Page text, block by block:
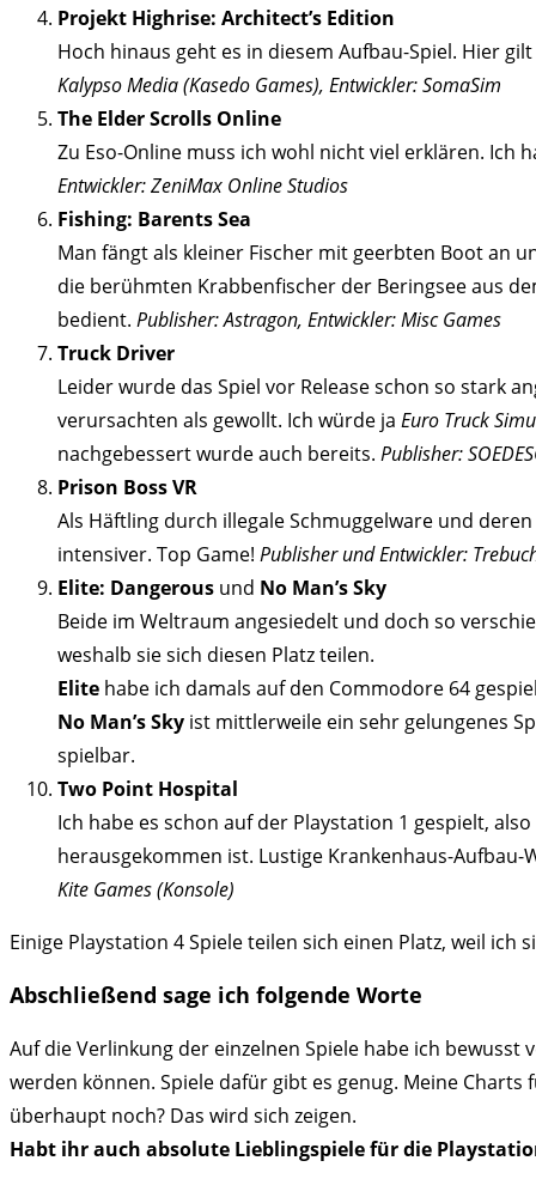
Projekt Highrise: Architect’s Edition
Hoch hinaus geht es in diesem Aufbau-Spiel. Hier
Kalypso Media (Kasedo Games), Entwickler: SomaSim
The Elder Scrolls Online
Zu Eso-Online muss ich wohl nicht viel erklären. Ich
Entwickler: ZeniMax Online Studios
Fishing: Barents Sea
Man fängt als kleiner Fischer mit geerbten Boot an
die berühmten Krabbenfischer der Beringsee aus
bedient. Publisher: Astragon, Entwickler: Misc Games
Truck Driver
Leider wurde das Spiel vor Release schon so stark
verursachten als gewollt. Ich würde ja Euro Truck
nachgebessert wurde auch bereits. Publisher:
Prison Boss VR
Als Häftling durch illegale Schmuggelware und
intensiver. Top Game! Publisher und Entwickler:
Elite: Dangerous und No Man’s Sky
Beide im Weltraum angesiedelt und doch so
weshalb sie sich diesen Platz teilen.
Elite habe ich damals auf den Commodore 64
No Man’s Sky ist mittlerweile ein sehr gelungenes
spielbar.
Two Point Hospital
Ich habe es schon auf der Playstation 1 gespielt,
herausgekommen ist. Lustige Krankenhaus-
Kite Games (Konsole)
Einige Playstation 4 Spiele teilen sich einen Platz, weil
Abschließend sage ich folgende Worte
Auf die Verlinkung der einzelnen Spiele habe ich
werden können. Spiele dafür gibt es genug. Meine Charts
überhaupt noch? Das wird sich zeigen.
Habt ihr auch absolute Lieblingspiele für die